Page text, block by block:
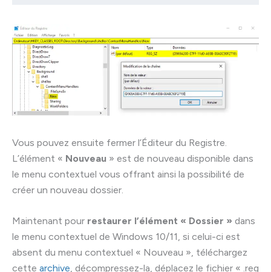
Vous pouvez ensuite fermer l’Éditeur du Registre.
L’élément « Nouveau » est de nouveau disponible dans
le menu contextuel vous offrant ainsi la possibilité de
créer un nouveau dossier.
Maintenant pour restaurer l’élément « Dossier » dans
le menu contextuel de Windows 10/11, si celui-ci est
absent du menu contextuel « Nouveau », téléchargez
cette archive, décompressez-la, déplacez le fichier « .reg